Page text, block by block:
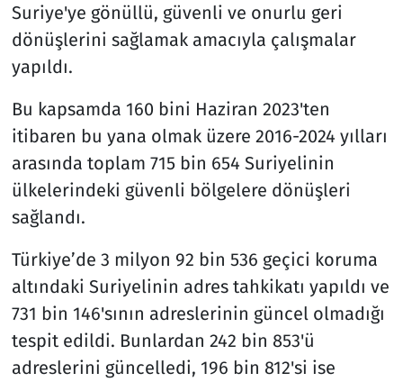
Suriye'ye gönüllü, güvenli ve onurlu geri
dönüşlerini sağlamak amacıyla çalışmalar
yapıldı.
Bu kapsamda 160 bini Haziran 2023'ten
itibaren bu yana olmak üzere 2016-2024 yılları
arasında toplam 715 bin 654 Suriyelinin
ülkelerindeki güvenli bölgelere dönüşleri
sağlandı.
Türkiye’de 3 milyon 92 bin 536 geçici koruma
altındaki Suriyelinin adres tahkikatı yapıldı ve
731 bin 146'sının adreslerinin güncel olmadığı
tespit edildi. Bunlardan 242 bin 853'ü
adreslerini güncelledi, 196 bin 812'si ise